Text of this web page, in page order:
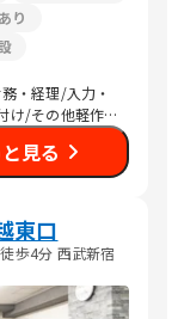
り
・経理/入力・
け/その他軽作
警備/農作業
見る
東口
歩4分 西武新宿